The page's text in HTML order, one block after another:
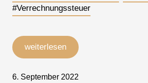
#Verrechnungssteuer
weiterlesen
6. September 2022